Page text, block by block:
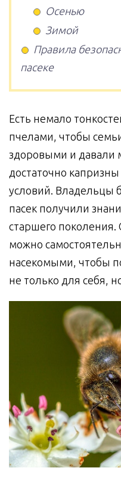
Осенью
Зимой
Правила
пасеке
Есть немало
пчелами, чтобы
здоровыми и давали
достаточно
условий. Владельцы
пасек получили
старшего
можно
насекомыми, чтобы
не только для себя,